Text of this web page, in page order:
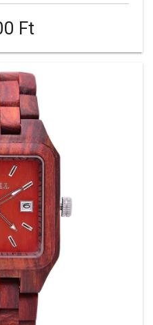
Ft